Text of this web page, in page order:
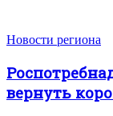
Новости региона
вернуть